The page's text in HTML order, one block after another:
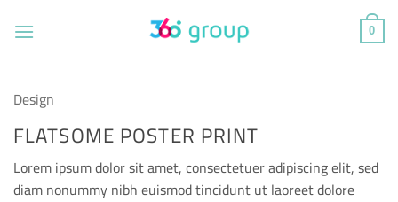
0
Design
FLATSOME POSTER PRINT
Lorem ipsum dolor sit amet, consectetuer adipiscing elit, sed
diam nonummy nibh euismod tincidunt ut laoreet dolore